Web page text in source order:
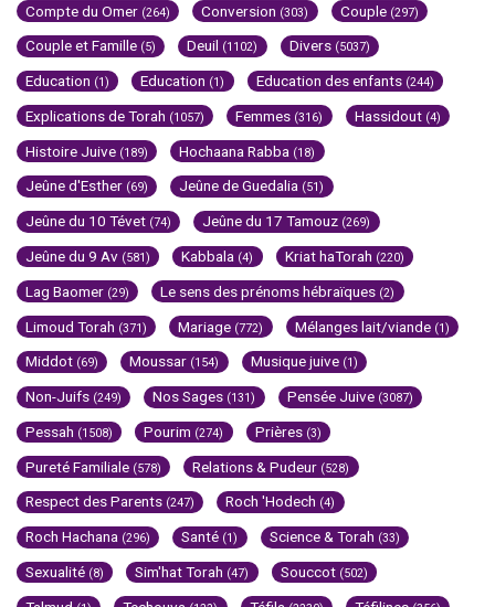
Compte du Omer (264) Conversion (303) Couple (297)
Couple et Famille (5) Deuil (1102) Divers (5037)
Education (1) Education (1) Education des enfants (244)
Explications de Torah (1057) Femmes (316) Hassidout (4)
Histoire Juive (189) Hochaana Rabba (18)
Jeûne d'Esther (69) Jeûne de Guedalia (51)
Jeûne du 10 Tévet (74) Jeûne du 17 Tamouz (269)
Jeûne du 9 Av (581) Kabbala (4) Kriat haTorah (220)
Lag Baomer (29) Le sens des prénoms hébraïques (2)
Limoud Torah (371) Mariage (772) Mélanges lait/viande (1)
Middot (69) Moussar (154) Musique juive (1)
Non-Juifs (249) Nos Sages (131) Pensée Juive (3087)
Pessah (1508) Pourim (274) Prières (3)
Pureté Familiale (578) Relations & Pudeur (528)
Respect des Parents (247) Roch 'Hodech (4)
Roch Hachana (296) Santé (1) Science & Torah (33)
Sexualité (8) Sim'hat Torah (47) Souccot (502)